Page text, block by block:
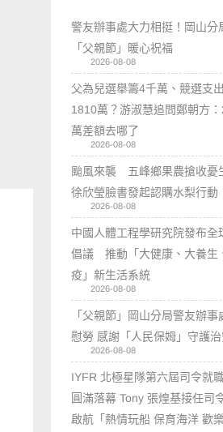
警友辦事處大力相挺！岡山分
「父親節」暖心祝福
2026-08-08
父為兒選舉籌4千萬、競選支
1810萬？游淑慧追問鄭朝方
萬差額去哪了
2026-08-08
颱風來襲 五峰鄉果農搶收
徐欣瑩臉書發起認購水梨行動
2026-08-08
中國人體工程學研究院發布全
倡議 推動「大健康、大養生
疫」新生活系統
2026-08-08
「父親節」岡山分局警友辦事
慰勞 感謝「人民保姆」守護治
2026-08-08
IYFR 北極星隊第六屆司令就
圓滿落幕 Tony 張煌基接任司
啟航「熱情玩船 保育海洋 歡